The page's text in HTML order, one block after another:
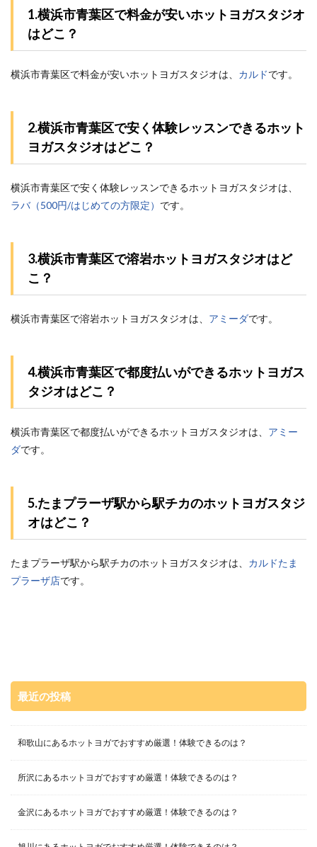
1.横浜市青葉区で料金が安いホットヨガスタジオ
はどこ？
横浜市青葉区で料金が安いホットヨガスタジオは、 カルドです。
2.横浜市青葉区で安く体験レッスンできるホット
ヨガスタジオはどこ？
横浜市青葉区で安く体験レッスンできるホットヨガスタジオは、
ラバ（500円/はじめての方限定） です。
3.横浜市青葉区で溶岩ホットヨガスタジオはど
こ？
横浜市青葉区で溶岩ホットヨガスタジオは、 アミーダです。
4.横浜市青葉区で都度払いができるホットヨガス
タジオはどこ？
横浜市青葉区で都度払いができるホットヨガスタジオは、 アミー
ダです。
5.たまプラーザ駅から駅チカのホットヨガスタジ
オはどこ？
たまプラーザ駅から駅チカのホットヨガスタジオは、 カルドたま
プラーザ店です。
最近の投稿
和歌山にあるホットヨガでおすすめ厳選！体験できるのは？
所沢にあるホットヨガでおすすめ厳選！体験できるのは？
金沢にあるホットヨガでおすすめ厳選！体験できるのは？